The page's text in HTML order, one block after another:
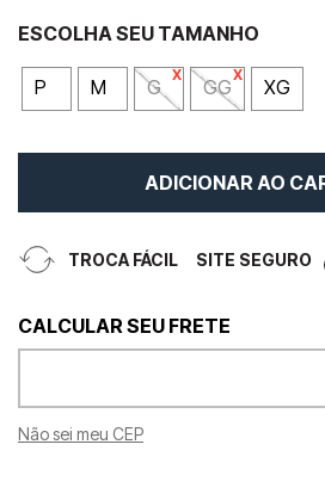
P M G GG XG
ADICIONAR AO
TROCA FÁCIL SITE SEGURO
Não sei meu CEP